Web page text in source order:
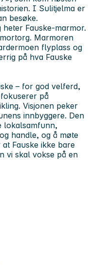
I Sulitjelma er
besøke.
Fauske-marmor.
Marmoren
flyplass og
på hva Fauske
– for god velferd,
på
Visjonen peker
innbyggere. Den
lokalsamfunn,
handle, og å møte
Fauske ikke bare
vi skal vokse på en